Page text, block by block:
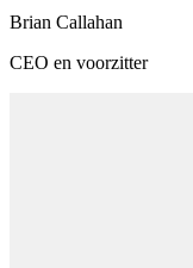
Brian Callahan
CEO en voorzitter